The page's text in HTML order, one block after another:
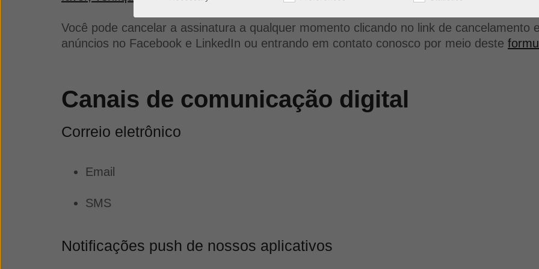
Você pode cancelar a assinatura a qualquer momento clicando no link de cancelamento
anúncios no Facebook e LinkedIn ou entrando em contato conosco por meio deste
Canais de comunicação digital
Correio eletrônico
Email
SMS
Notificações push de nossos aplicativos